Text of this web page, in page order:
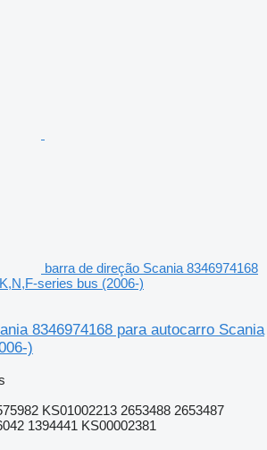
barra de direção Scania 8346974168
series bus (2006-)
8346974168 para autocarro Scania
)
KS01002213 2653488 2653487
1394441 KS00002381